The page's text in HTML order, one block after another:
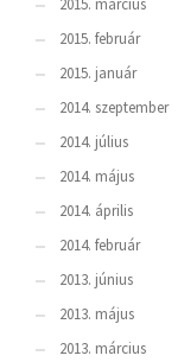
2015. március
2015. február
2015. január
2014. szeptember
2014. július
2014. május
2014. április
2014. február
2013. június
2013. május
2013. március